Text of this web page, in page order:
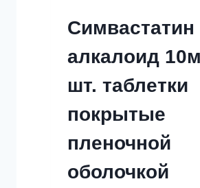
Симвастатин
алкалоид
шт. таблетки
покрытые
пленочной
оболочкой